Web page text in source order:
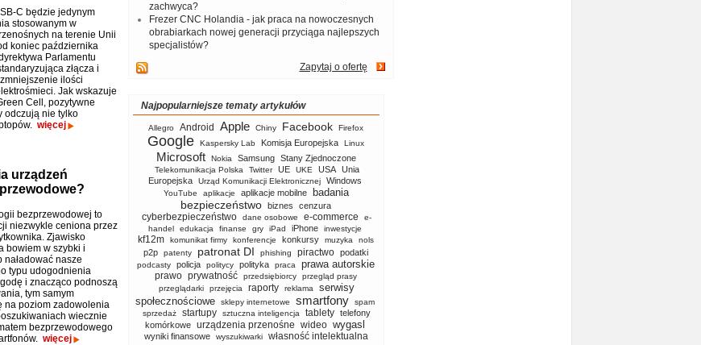
C będzie jedynym
stosowanym w
na terenie Unii
koniec października
Parlamentu
złącza i
ilości
Jak wskazuje
Cell, pozytywne
odczują nie tylko
więcej
urządzeń
bezprzewodowej to
niezwykle ceniona przez
Zjawisko
bowiem w szybki i
naładować nasze
typu udogodnienia
i znacząco podnoszą
tym samym
na poziom zadowolenia
wiecznie
bezprzewodowego
więcej
zachwyca?
Frezer CNC Holandia - jak praca na nowoczesnych
obrabiarkach nowej generacji przyciąga najlepszych
specjalistów?
Zapytaj o ofertę
Najpopularniejsze tematy artykułów
Allegro Android Apple Chiny Facebook Firefox
Google Kaspersky Lab Komisja Europejska Linux
Microsoft Nokia Samsung Stany Zjednoczone
Telekomunikacja Polska Twitter UE UKE USA
Unia
Europejska
Urząd Komunikacji Elektronicznej Windows
YouTube aplikacje aplikacje mobilne badania
bezpieczeństwo biznes cenzura
cyberbezpieczeństwo dane osobowe e-commerce
e-
handel
edukacja finanse gry iPad iPhone inwestycje
kf12m komunikat firmy konferencje konkursy muzyka nols
p2p patenty patronat DI phishing piractwo podatki
podcasty policja politycy polityka praca prawa autorskie
prawo prywatność przedsiębiorcy
przegląd prasy
przeglądarki
przejęcia raporty reklama
serwisy
społecznościowe
sklepy internetowe smartfony
spam
sprzedaż
startupy sztuczna inteligencja tablety telefony
komórkowe urządzenia przenośne wideo wygasl
wyniki finansowe wyszukiwarki własność intelektualna